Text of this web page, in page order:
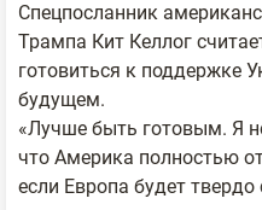
Cпецпосланник
Трампа Кит Келлог
готовиться к поддержке
будущем.
«Лучше быть готовым. Я
что Америка полностью
если Европа будет твердо